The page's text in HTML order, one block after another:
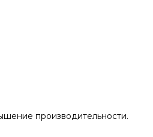
производительности.